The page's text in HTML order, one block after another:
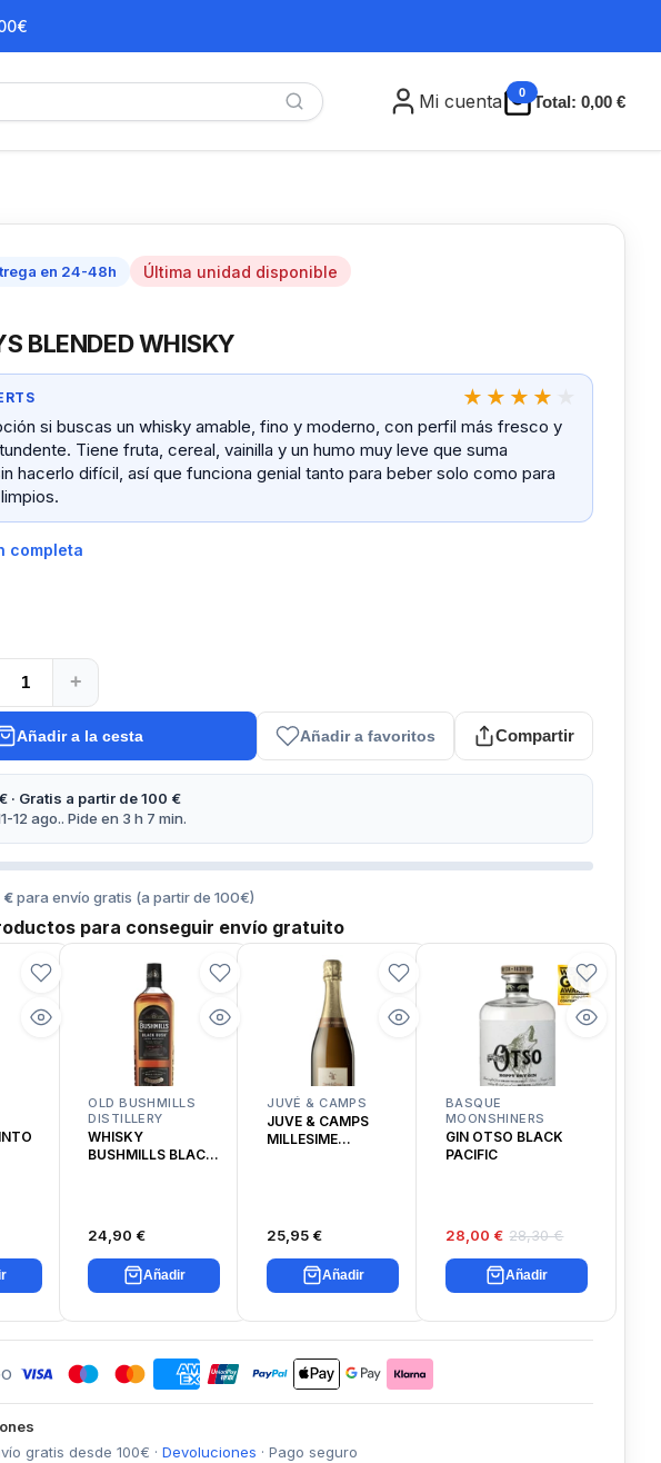
Mi cuenta 0 Total: 0,00 €
en 24-48h Última unidad disponible
BLENDED WHISKY
si buscas un whisky amable, fino y moderno, con perfil más fresco y
Tiene fruta, cereal, vainilla y un humo muy leve que suma
hacerlo difícil, así que funciona genial tanto para beber solo como para
completa
+
Añadir a la cesta Añadir a favoritos Compartir
· Gratis a partir de 100 €
12 ago.. Pide en 3 h 7 min.
€para envío gratis (a partir de 100€)
para conseguir envío gratuito
OLD BUSHMILLS
DISTILLERY
WHISKY
BUSHMILLS BLACK
24,90 €
Añadir
JUVÉ & CAMPS
JUVE & CAMPS
MILLESIME
25,95 €
Añadir
BASQUE
MOONSHINERS
GIN OTSO BLACK
PACIFIC
28,00 € 28,30 €
Añadir
gratis desde 100€ · Devoluciones · Pago seguro